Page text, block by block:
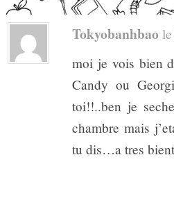
Tokyobanhbao
moi je vois bien
Candy ou
toi!!..ben je
chambre mais
tu dis…a tres